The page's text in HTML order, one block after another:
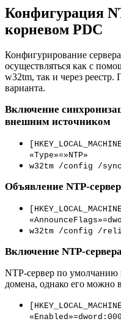
Конфигурация
корневом PDC
Конфигурирование
осуществляться как с
w32tm, так и через
варианта.
Включение
внешним источником
«Type»=»NTP»
w32tm /config /
Объявление NTP-
w32tm /config /
Включение NTP-сервера
NTP-сервер по умолчанию
домена, однако его можно